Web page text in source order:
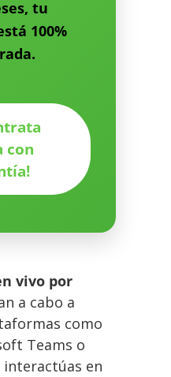
, tu
100%
.
con
vivo por
a cabo a
como
Teams o
interactúas en